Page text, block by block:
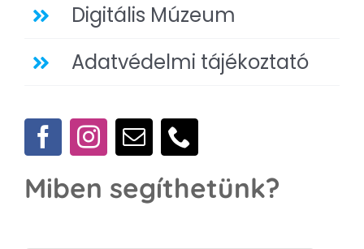
Digitális Múzeum
Adatvédelmi tájékoztató
Miben segíthetünk?